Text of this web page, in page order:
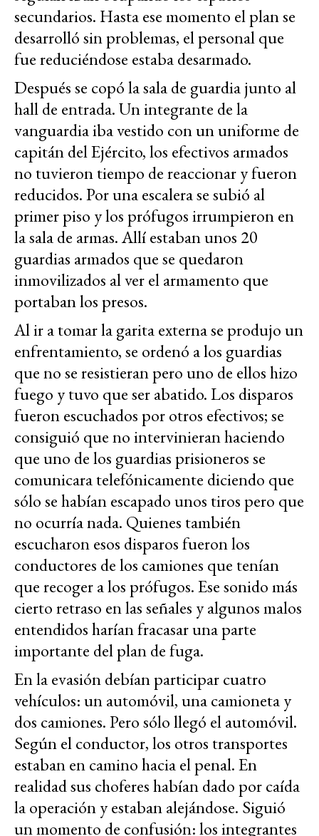
secundarios. Hasta ese momento el plan se
desarrolló sin problemas, el personal que
fue reduciéndose estaba desarmado.
Después se copó la sala de guardia junto al
hall de entrada. Un integrante de la
vanguardia iba vestido con un uniforme de
capitán del Ejército, los efectivos armados
no tuvieron tiempo de reaccionar y fueron
reducidos. Por una escalera se subió al
primer piso y los prófugos irrumpieron en
la sala de armas. Allí estaban unos 20
guardias armados que se quedaron
inmovilizados al ver el armamento que
portaban los presos.
Al ir a tomar la garita externa se produjo un
enfrentamiento, se ordenó a los guardias
que no se resistieran pero uno de ellos hizo
fuego y tuvo que ser abatido. Los disparos
fueron escuchados por otros efectivos; se
consiguió que no intervinieran haciendo
que uno de los guardias prisioneros se
comunicara telefónicamente diciendo que
sólo se habían escapado unos tiros pero que
no ocurría nada. Quienes también
escucharon esos disparos fueron los
conductores de los camiones que tenían
que recoger a los prófugos. Ese sonido más
cierto retraso en las señales y algunos malos
entendidos harían fracasar una parte
importante del plan de fuga.
En la evasión debían participar cuatro
vehículos: un automóvil, una camioneta y
dos camiones. Pero sólo llegó el automóvil.
Según el conductor, los otros transportes
estaban en camino hacia el penal. En
realidad sus choferes habían dado por caída
la operación y estaban alejándose. Siguió
un momento de confusión: los integrantes